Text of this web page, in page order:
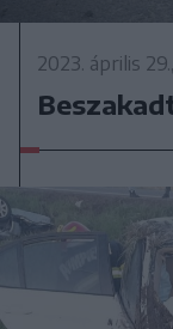
2023. április